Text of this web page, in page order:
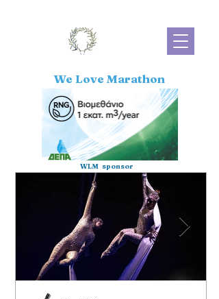
We Love Marathon
WLM sponsor